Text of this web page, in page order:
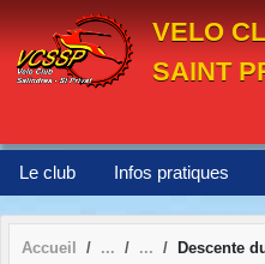
VELO
SAINT
Le club Infos pratiques
Accueil Descente
Panneau de gestion des